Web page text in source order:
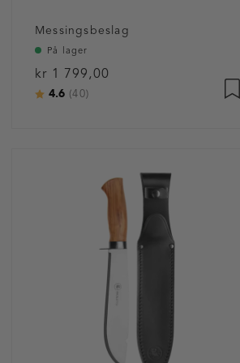
Messingsbeslag
På lager
kr 1 799,00
Karakter:
4.6 (40)